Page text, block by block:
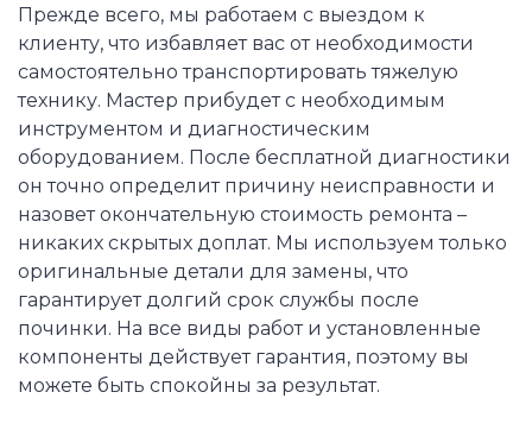
Прежде всего, мы работаем с выездом к
клиенту, что избавляет вас от необходимости
самостоятельно транспортировать тяжелую
технику. Мастер прибудет с необходимым
инструментом и диагностическим
оборудованием. После бесплатной диагностики
он точно определит причину неисправности и
назовет окончательную стоимость ремонта –
никаких скрытых доплат. Мы используем только
оригинальные детали для замены, что
гарантирует долгий срок службы после
починки. На все виды работ и установленные
компоненты действует гарантия, поэтому вы
можете быть спокойны за результат.